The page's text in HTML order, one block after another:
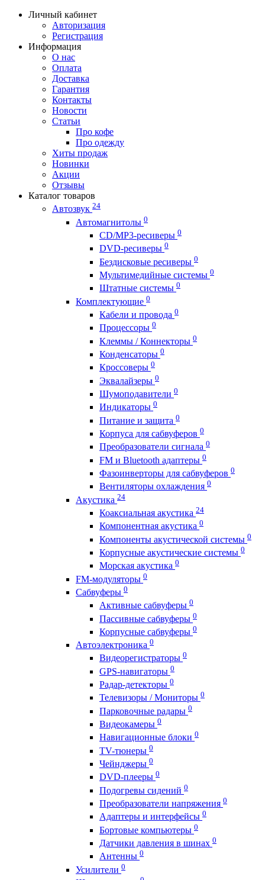
Личный кабинет
Авторизация
Регистрация
Информация
О нас
Оплата
Доставка
Гарантия
Контакты
Новости
Статьи
Про кофе
Про одежду
Хиты продаж
Новинки
Акции
Отзывы
Каталог товаров
Автозвук 24
Автомагнитолы 0
CD/MP3-ресиверы 0
DVD-ресиверы 0
Бездисковые ресиверы 0
Мультимедийные системы 0
Штатные системы 0
Комплектующие 0
Кабели и провода 0
Процессоры 0
Клеммы / Коннекторы 0
Конденсаторы 0
Кроссоверы 0
Эквалайзеры 0
Шумоподавители 0
Индикаторы 0
Питание и защита 0
Корпуса для сабвуферов 0
Преобразователи сигнала 0
FM и Bluetooth адаптеры 0
Фазоинверторы для сабвуферов 0
Вентиляторы охлаждения 0
Акустика 24
Коаксиальная акустика 24
Компонентная акустика 0
Компоненты акустической системы 0
Корпусные акустические системы 0
Морская акустика 0
FM-модуляторы 0
Сабвуферы 0
Активные сабвуферы 0
Пассивные сабвуферы 0
Корпусные сабвуферы 0
Автоэлектроника 0
Видеорегистраторы 0
GPS-навигаторы 0
Радар-детекторы 0
Телевизоры / Мониторы 0
Парковочные радары 0
Видеокамеры 0
Навигационные блоки 0
TV-тюнеры 0
Чейнджеры 0
DVD-плееры 0
Подогревы сидений 0
Преобразователи напряжения 0
Адаптеры и интерфейсы 0
Бортовые компьютеры 0
Датчики давления в шинах 0
Антенны 0
Усилители 0